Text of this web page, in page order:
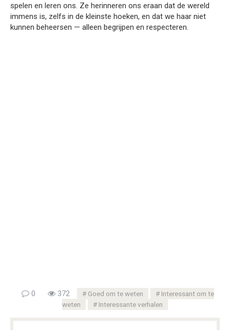
spelen en leren ons. Ze herinneren ons eraan dat de wereld
immens is, zelfs in de kleinste hoeken, en dat we haar niet
kunnen beheersen — alleen begrijpen en respecteren.
0 372 Goed om te weten
Interessant om te
weten
Interessante verhalen